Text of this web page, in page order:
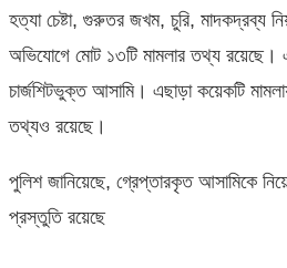
হত্যা চেষ্টা, গুরুতর জখম, চুরি, মাদকদ্রব্য
অভিযোগে মোট ১৩টি মামলার তথ্য রয়েছে।
চার্জশিটভুক্ত আসামি। এছাড়া কয়েকটি
তথ্যও রয়েছে।
পুলিশ জানিয়েছে, গ্রেপ্তারকৃত আসামিকে
প্রস্তুতি রয়েছে